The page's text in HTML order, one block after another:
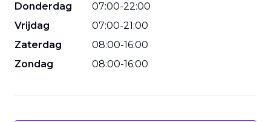
Donderdag
07:00-22:00
Vrijdag
07:00-21:00
Zaterdag
08:00-16:00
Zondag
08:00-16:00